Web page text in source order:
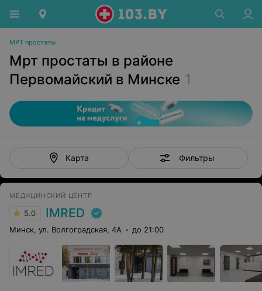
МРТ простаты
Мрт простаты в районе
Первомайский в Минске 1
Карта Фильтры
МЕДИЦИНСКИЙ ЦЕНТР
5.0 IMRED
Минск, ул. Волгоградская, 4А до 21:00